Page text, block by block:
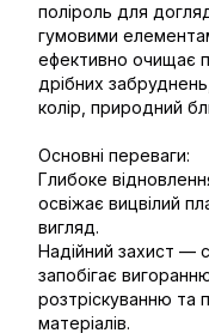
поліроль для
гумовими
ефективно очищає
дрібних
колір, природний
Основні переваги:
Глибоке
освіжає вицвілий
вигляд.
Надійний захист —
запобігає
розтріскуванню та
матеріалів.